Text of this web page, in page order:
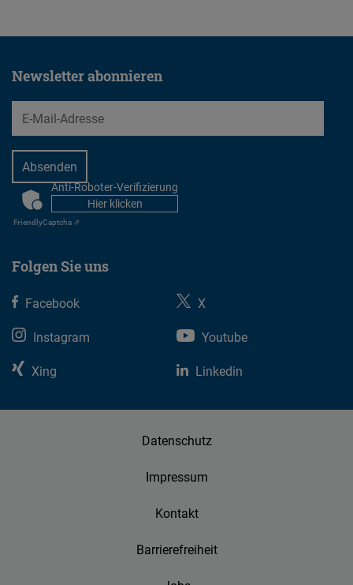
Newsletter abonnieren
EMail
CAPTCHAAnti-Roboter-Verifizierung
Hier klicken
FriendlyCaptcha ⇗
Folgen Sie uns
Facebook
X
Instagram
Youtube
Xing
Linkedin
Datenschutz
Impressum
Kontakt
Barrierefreiheit
Newsletter2go
D.Vinci
Embed
Embed